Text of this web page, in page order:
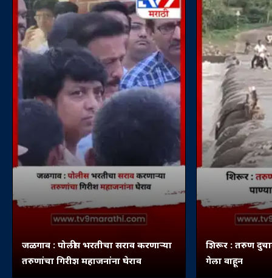
जळगाव : पोलीस भरतीचा सराव करणाऱ्या
तरुणांचा गिरीश महाजनांना घेराव
शिरूर : तरुण
गेला वाहून